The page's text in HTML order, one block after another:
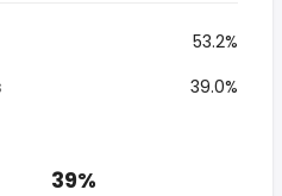
53.2%
39.0%
39%